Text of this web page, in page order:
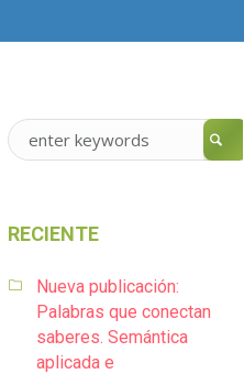
RECIENTE
Nueva publicación:
Palabras que conectan
saberes. Semántica
aplicada e